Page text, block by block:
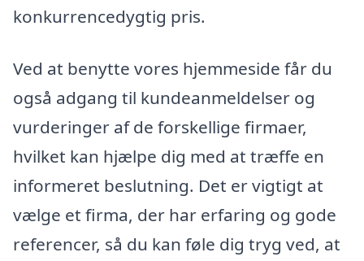
konkurrencedygtig pris.
Ved at benytte vores hjemmeside får du
også adgang til kundeanmeldelser og
vurderinger af de forskellige firmaer,
hvilket kan hjælpe dig med at træffe en
informeret beslutning. Det er vigtigt at
vælge et firma, der har erfaring og gode
referencer, så du kan føle dig tryg ved, at